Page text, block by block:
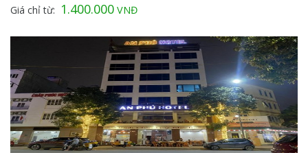
Giá chỉ từ: 1.400.000 VNĐ